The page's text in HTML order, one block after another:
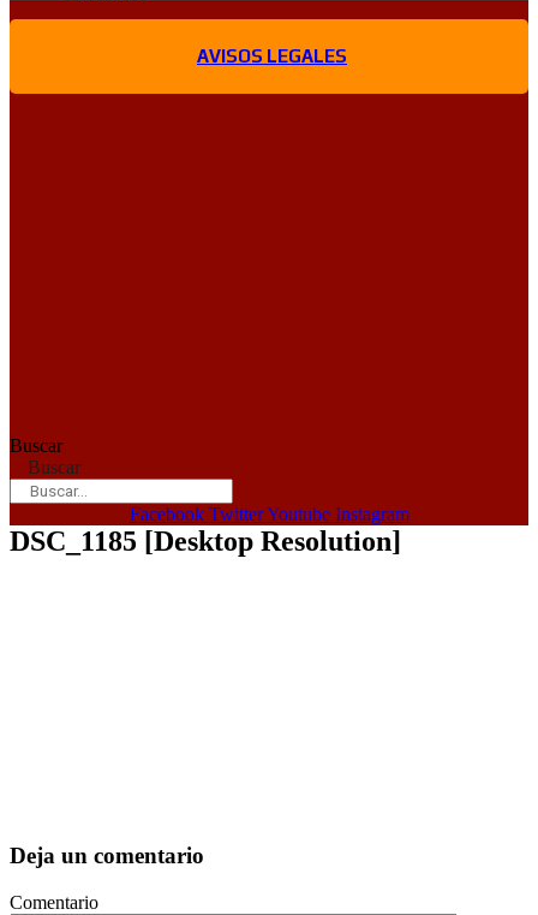
AVISOS LEGALES
Buscar
Buscar
Facebook Twitter Youtube Instagram
DSC_1185 [Desktop Resolution]
Deja un comentario
Comentario